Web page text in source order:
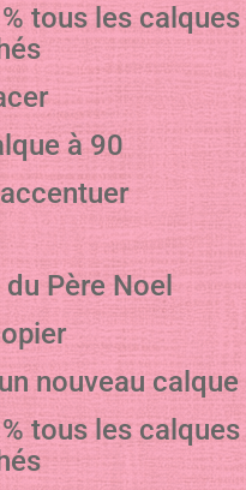
tous les calques
à 90
Père Noel
nouveau calque
tous les calques